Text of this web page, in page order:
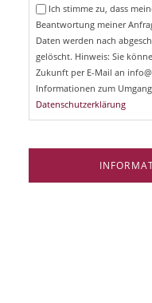
Ich stimme zu, dass
Beantwortung meiner
Daten werden nach
gelöscht. Hinweis: Sie
Zukunft per E-Mail an
Informationen zum
Datenschutzerklärung